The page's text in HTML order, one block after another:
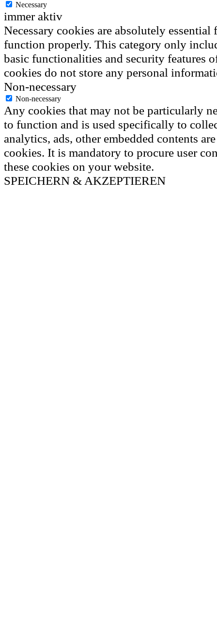
Necessary
immer aktiv
Necessary cookies are absolutely essential
function properly. This category only
basic functionalities and security features
cookies do not store any personal
Non-necessary
Non-necessary
Any cookies that may not be particularly
to function and is used specifically to
analytics, ads, other embedded contents
cookies. It is mandatory to procure user
these cookies on your website.
SPEICHERN & AKZEPTIEREN